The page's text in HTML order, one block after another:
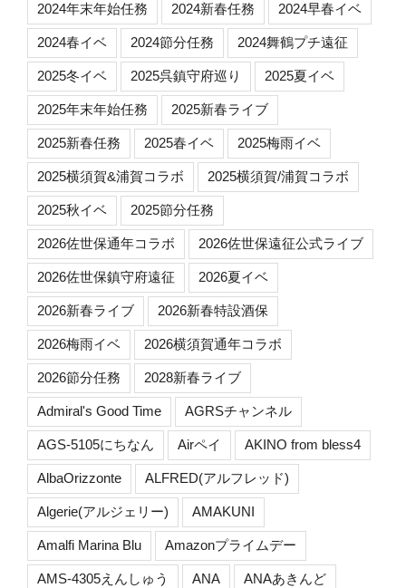
2024年末年始任務 2024新春任務 2024早春イベ
2024春イベ 2024節分任務 2024舞鶴プチ遠征
2025冬イベ 2025呉鎮守府巡り 2025夏イベ
2025年末年始任務 2025新春ライブ
2025新春任務 2025春イベ 2025梅雨イベ
2025横須賀&浦賀コラボ 2025横須賀/浦賀コラボ
2025秋イベ 2025節分任務
2026佐世保通年コラボ 2026佐世保遠征公式ライブ
2026佐世保鎮守府遠征 2026夏イベ
2026新春ライブ 2026新春特設酒保
2026梅雨イベ 2026横須賀通年コラボ
2026節分任務 2028新春ライブ
Admiral's Good Time AGRSチャンネル
AGS-5105にちなん Airペイ AKINO from bless4
AlbaOrizzonte ALFRED(アルフレッド)
Algerie(アルジェリー) AMAKUNI
Amalfi Marina Blu Amazonプライムデー
AMS-4305えんしゅう ANA ANAあきんど